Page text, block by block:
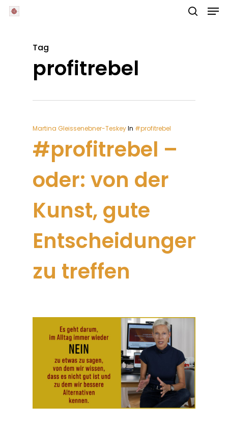
Skip
Tag
profitrebel
Martina Gleissenebner-TeskeyIn #profitrebel
#profitrebel –
oder: von der
Kunst, gute
Entscheidungen
zu treffen